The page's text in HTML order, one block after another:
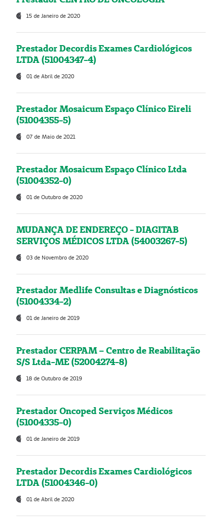
15 de Janeiro de 2020
Prestador Decordis Exames Cardiológicos
LTDA (51004347-4)
01 de Abril de 2020
Prestador Mosaicum Espaço Clínico Eireli
(51004355-5)
07 de Maio de 2021
Prestador Mosaicum Espaço Clínico Ltda
(51004352-0)
01 de Outubro de 2020
MUDANÇA DE ENDEREÇO - DIAGITAB
SERVIÇOS MÉDICOS LTDA (54003267-5)
03 de Novembro de 2020
Prestador Medlife Consultas e Diagnósticos
(51004334-2)
01 de Janeiro de 2019
Prestador CERPAM – Centro de Reabilitação
S/S Ltda-ME (52004274-8)
18 de Outubro de 2019
Prestador Oncoped Serviços Médicos
(51004335-0)
01 de Janeiro de 2019
Prestador Decordis Exames Cardiológicos
LTDA (51004346-0)
01 de Abril de 2020